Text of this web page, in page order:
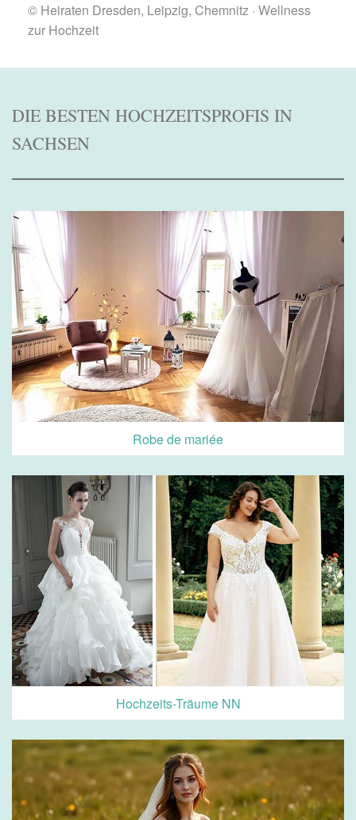
© Heiraten Dresden, Leipzig, Chemnitz · Wellness
zur Hochzeit
DIE BESTEN HOCHZEITSPROFIS IN
SACHSEN
Robe de mariée
Hochzeits-Träume NN